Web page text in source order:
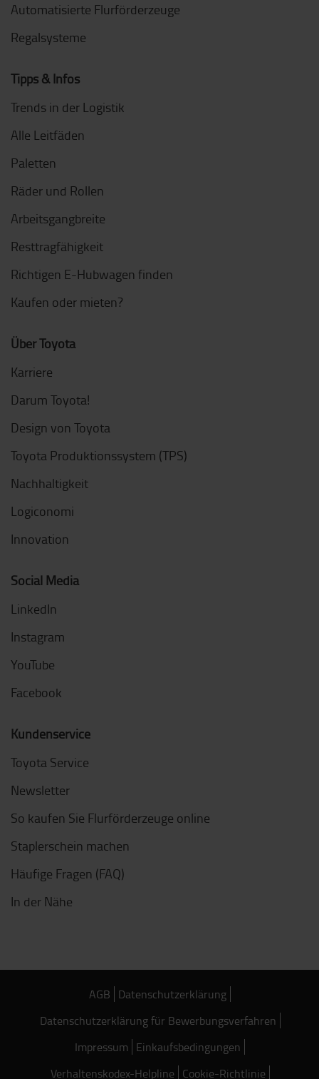
Automatisierte Flurförderzeuge
Regalsysteme
Tipps & Infos
Trends in der Logistik
Alle Leitfäden
Paletten
Räder und Rollen
Arbeitsgangbreite
Resttragfähigkeit
Richtigen E-Hubwagen finden
Kaufen oder mieten?
Über Toyota
Karriere
Darum Toyota!
Design von Toyota
Toyota Produktionssystem (TPS)
Nachhaltigkeit
Logiconomi
Innovation
Social Media
LinkedIn
Instagram
YouTube
Facebook
Kundenservice
Toyota Service
Newsletter
So kaufen Sie Flurförderzeuge online
Staplerschein machen
Häufige Fragen (FAQ)
In der Nähe
AGB Datenschutzerklärung
Datenschutzerklärung für Bewerbungsverfahren
Impressum Einkaufsbedingungen
Verhaltenskodex-Helpline Cookie-Richtlinie